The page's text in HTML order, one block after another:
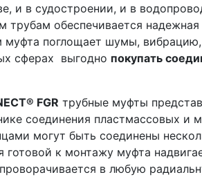
и в судостроении, и в
трубам обеспечивается
поглощает шумы,
сферах выгодно покупать
FGR трубные муфты
соединения пластмассовых и
могут быть соединены
готовой к монтажу муфта
в любую